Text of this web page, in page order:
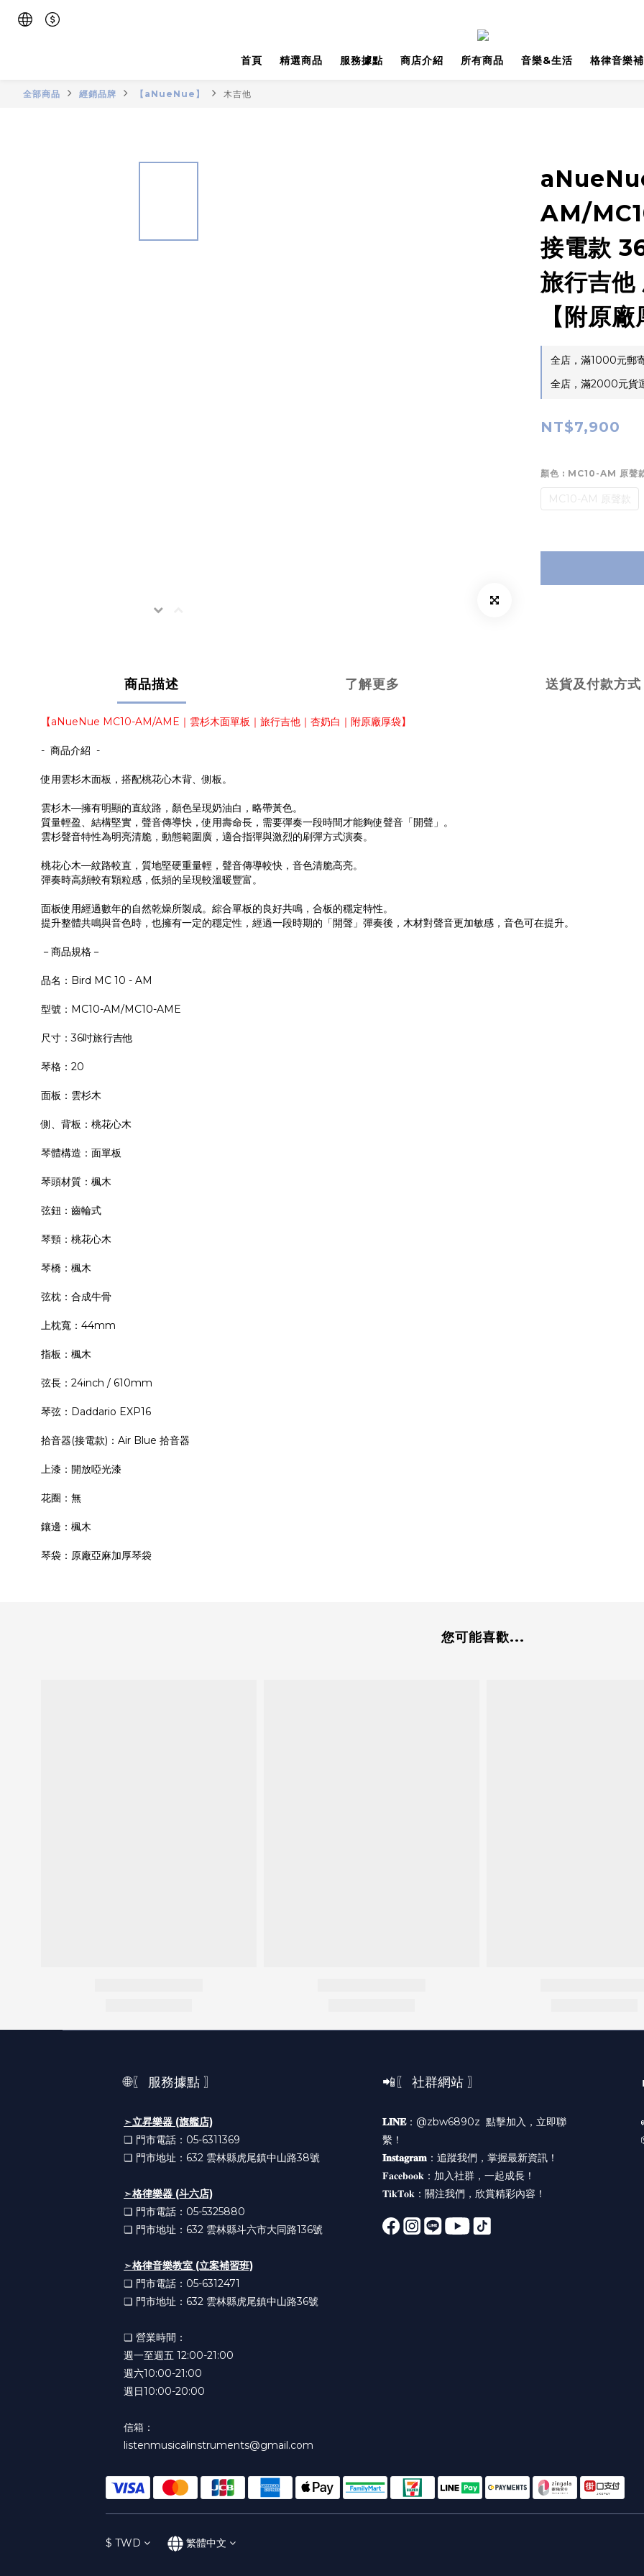
首頁 精選商品 服務據點 商店介紹 所有商品 音樂&生活 格律音樂
全部商品 經銷品牌 【aNueNue】 木吉他
AM/
接電款
旅行吉他
【附原
全店，滿1000元郵
全店，滿2000元貨
NT$7,900
顏色 : MC10-AM 原聲
MC10-AM 原聲款
商品描述 了解更多 送貨及付款方式
【aNueNue MC10-AM/AME｜雲杉木面單板｜旅行吉他｜杏奶白｜附原廠厚袋】
- 商品介紹 -
使用雲杉木面板，搭配桃花心木背、側板。
雲杉木—擁有明顯的直紋路，顏色呈現奶油白，略帶黃色。
質量輕盈、結構堅實，聲音傳導快，使用壽命長，需要彈奏一段時間才能夠使聲音「開聲」。
雲杉聲音特性為明亮清脆，動態範圍廣，適合指彈與激烈的刷彈方式演奏。
桃花心木—紋路較直，質地堅硬重量輕，聲音傳導較快，音色清脆高亮。
彈奏時高頻較有顆粒感，低頻的呈現較溫暖豐富。
面板使用經過數年的自然乾燥所製成。綜合單板的良好共鳴，合板的穩定特性。
提升整體共鳴與音色時，也擁有一定的穩定性，經過一段時期的「開聲」彈奏後，木材對聲音更加敏感，音色可在提升。
－商品規格－
品名：Bird MC 10 - AM
型號：MC10-AM/MC10-AME
尺寸：36吋旅行吉他
琴格：20
面板：雲杉木
側、背板：桃花心木
琴體構造：面單板
琴頭材質：楓木
弦鈕：齒輪式
琴頸：桃花心木
琴橋：楓木
弦枕：合成牛骨
上枕寬：44mm
指板：楓木
弦長：24inch / 610mm
琴弦：Daddario EXP16
拾音器(接電款)：Air Blue 拾音器
上漆：開放啞光漆
花圈：無
鑲邊：楓木
琴袋：原廠亞麻加厚琴袋
您可能喜歡...
🌐〖 服務據點 〗
➣立昇樂器 (旗艦店)
❏ 門市電話：05-6311369
❏ 門市地址：632 雲林縣虎尾鎮中山路38號
➣格律樂器 (斗六店)
❏ 門市電話：05-5325880
❏ 門市地址：632 雲林縣斗六市大同路136號
➣格律音樂教室 (立案補習班)
❏ 門市電話：05-6312471
❏ 門市地址：632 雲林縣虎尾鎮中山路36號
❏ 營業時間：
週一至週五 12:00-21:00
週六10:00-21:00
週日10:00-20:00
信箱：
listenmusicalinstruments@gmail.com
📲〖 社群網站 〗
𝐋𝐈𝐍𝐄：@zbw6890z 點擊加入，立即聯
繫！
𝐈𝐧𝐬𝐭𝐚𝐠𝐫𝐚𝐦 ： 追蹤我們，掌握最新資訊！
𝐅𝐚𝐜𝐞𝐛𝐨𝐨𝐤： 加入社群，一起成長！
𝐓𝐢𝐤𝐓𝐨𝐤： 關注我們，欣賞精彩內容！
$ TWD 繁體中文